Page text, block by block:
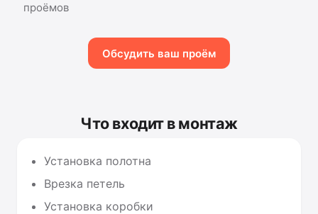
проёмов
Обсудить ваш проём
Что входит в монтаж
Установка полотна
Врезка петель
Установка коробки